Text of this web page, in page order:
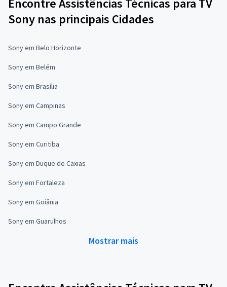
Encontre Assistências Técnicas para TV
Sony nas principais Cidades
Sony em Belo Horizonte
Sony em Belém
Sony em Brasília
Sony em Campinas
Sony em Campo Grande
Sony em Curitiba
Sony em Duque de Caxias
Sony em Fortaleza
Sony em Goiânia
Sony em Guarulhos
Mostrar mais